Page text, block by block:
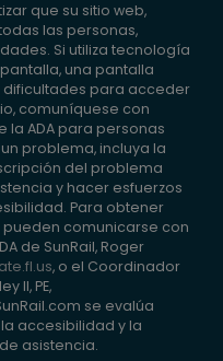
que su sitio web,
las personas,
Si utiliza tecnología
una pantalla
dificultades para acceder
comuníquese con
la ADA para personas
problema, incluya la
del problema
y hacer esfuerzos
Para obtener
pueden comunicarse con
de SunRail, Roger
, o el Coordinador
II, PE,
se evalúa
accesibilidad y la
asistencia.